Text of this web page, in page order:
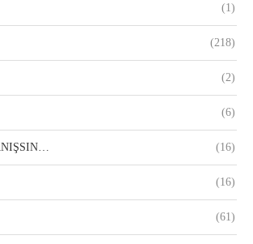
(1)
(218)
(2)
(6)
(16)
(16)
(61)